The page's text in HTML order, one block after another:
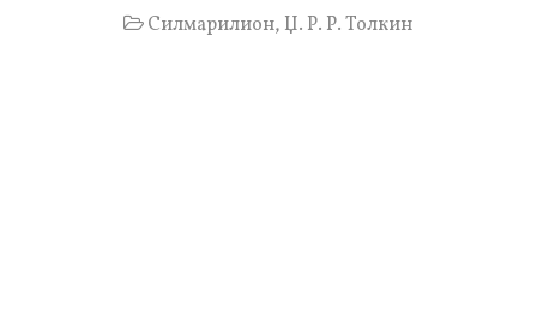
Силмарилион, Џ. Р. Р. Толкин